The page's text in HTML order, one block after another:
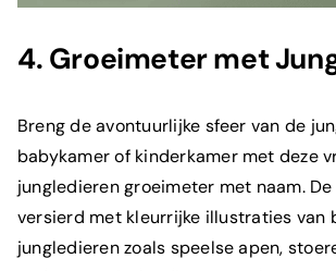
4. Groeimeter met
Breng de avontuurlijke sfeer van de
babykamer of kinderkamer met deze
jungledieren groeimeter met naam.
versierd met kleurrijke illustraties van
jungledieren zoals speelse apen,